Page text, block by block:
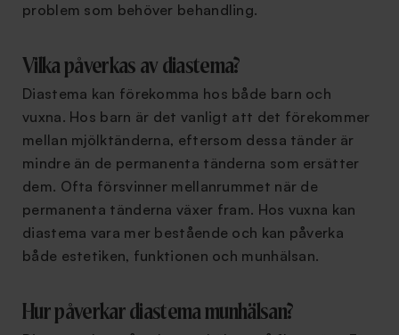
problem som behöver behandling.
Vilka påverkas av diastema?
Diastema kan förekomma hos både barn och
vuxna. Hos barn är det vanligt att det förekommer
mellan mjölktänderna, eftersom dessa tänder är
mindre än de permanenta tänderna som ersätter
dem. Ofta försvinner mellanrummet när de
permanenta tänderna växer fram. Hos vuxna kan
diastema vara mer bestående och kan påverka
både estetiken, funktionen och munhälsan.
Hur påverkar diastema munhälsan?